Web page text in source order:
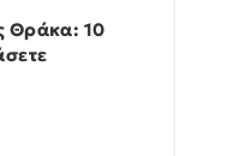
Θράκα: 10